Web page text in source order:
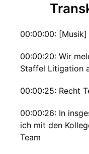
00:00:00: [Musik]
00:00:20: Wir
Staffel Litigation
00:00:25: Recht
00:00:26: In
ich mit den
Team